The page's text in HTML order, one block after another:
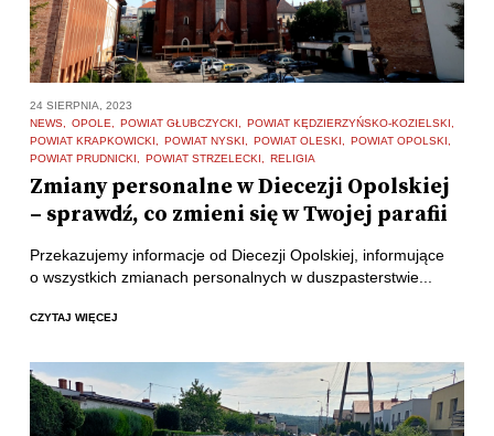
24 SIERPNIA, 2023
NEWS
OPOLE POWIAT GŁUBCZYCKI
POWIAT KĘDZIERZYŃSKO-KOZIELSKI
POWIAT KRAPKOWICKI
POWIAT NYSKI POWIAT OLESKI
POWIAT OPOLSKI
POWIAT PRUDNICKI
POWIAT STRZELECKI RELIGIA
Zmiany personalne w Diecezji Opolskiej
– sprawdź, co zmieni się w Twojej parafii
Przekazujemy informacje od Diecezji Opolskiej, informujące
o wszystkich zmianach personalnych w duszpasterstwie...
CZYTAJ WIĘCEJ